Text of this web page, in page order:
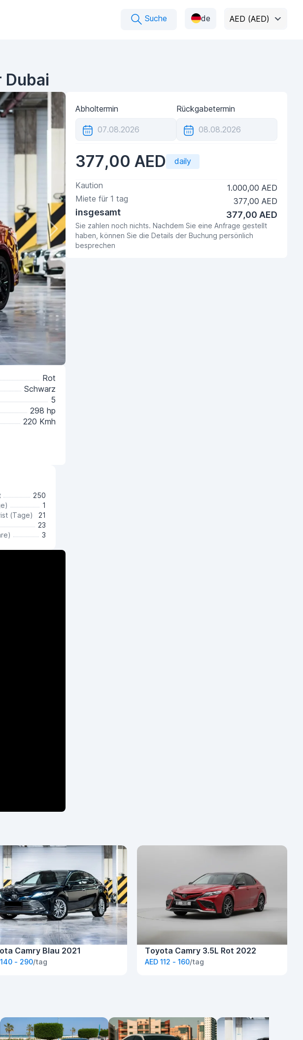
Suche de AED (AED)
Dubai
Rot
Schwarz
5
298 hp
220 Kmh
250
1
(Tage)
21
23
3
Abholtermin Rückgabetermin
377,00 AED daily
Kaution
1.000,00 AED
Miete für 1 tag 377,00 AED
insgesamt 377,00 AED
Sie zahlen noch nichts. Nachdem Sie eine Anfrage gestellt
haben, können Sie die Details der Buchung persönlich
besprechen
Camry Blau 2021
140 - 290/tag
Toyota Camry 3.5L Rot 2022
AED 112 - 160/tag